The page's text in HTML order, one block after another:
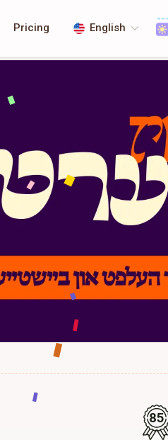
Pricing English
85